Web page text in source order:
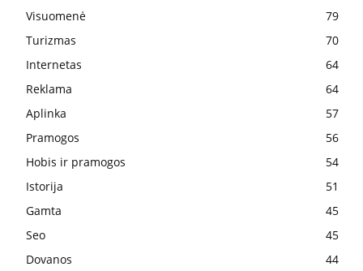
Visuomenė
79
Turizmas
70
Internetas
64
Reklama
64
Aplinka
57
Pramogos
56
Hobis ir pramogos
54
Istorija
51
Gamta
45
Seo
45
Dovanos
44